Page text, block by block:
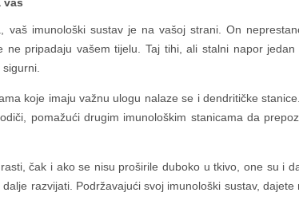
vaš imunološki sustav je na vašoj strani. On
ne pripadaju vašem tijelu. Taj tihi, ali stalni napor
koje imaju važnu ulogu nalaze se i dendritičke
pomažući drugim imunološkim stanicama da
čak i ako se nisu proširile duboko u tkivo, one su i
razvijati. Podržavajući svoj imunološki sustav,